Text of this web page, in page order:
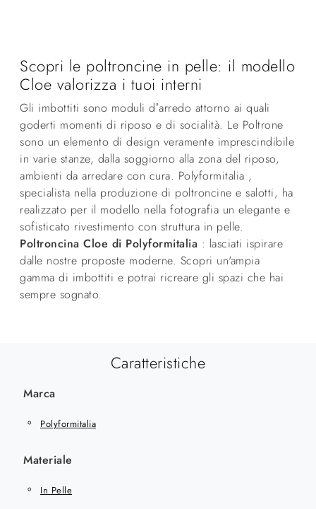
Scopri le poltroncine in pelle: il modello
Cloe valorizza i tuoi interni
Gli imbottiti sono moduli d’arredo attorno ai quali
goderti momenti di riposo e di socialità. Le Poltrone
sono un elemento di design veramente imprescindibile
in varie stanze, dalla soggiorno alla zona del riposo,
ambienti da arredare con cura. Polyformitalia ,
specialista nella produzione di poltroncine e salotti, ha
realizzato per il modello nella fotografia un elegante e
sofisticato rivestimento con struttura in pelle.
Poltroncina Cloe di Polyformitalia : lasciati ispirare
dalle nostre proposte moderne. Scopri un'ampia
gamma di imbottiti e potrai ricreare gli spazi che hai
sempre sognato.
Caratteristiche
Marca
Polyformitalia
Materiale
In Pelle